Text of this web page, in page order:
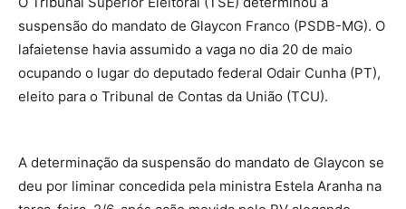
suspensão do mandato de Glaycon Franco (PSDB-MG). O
lafaietense havia assumido a vaga no dia 20 de maio
ocupando o lugar do deputado federal Odair Cunha (PT),
eleito para o Tribunal de Contas da União (TCU).
A determinação da suspensão do mandato de Glaycon se
deu por liminar concedida pela ministra Estela Aranha na